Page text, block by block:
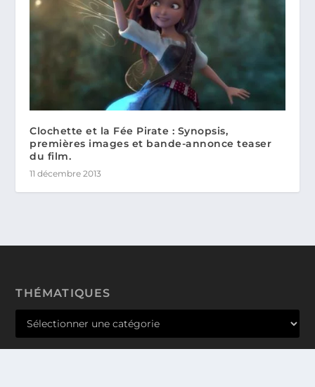
Clochette et la Fée Pirate : Synopsis,
premières images et bande-annonce teaser
du film.
11 décembre 2013
THÉMATIQUES